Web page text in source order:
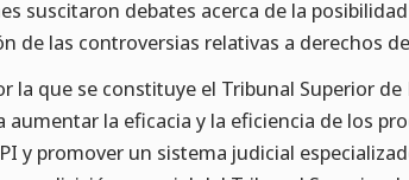
suscitaron debates acerca de la
de las controversias relativas a derechos
la que se constituye el Tribunal Superior de
aumentar la eficacia y la eficiencia de los
y promover un sistema judicial